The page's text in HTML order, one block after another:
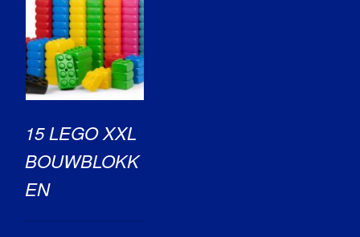
15 LEGO XXL
BOUWBLOKK
EN